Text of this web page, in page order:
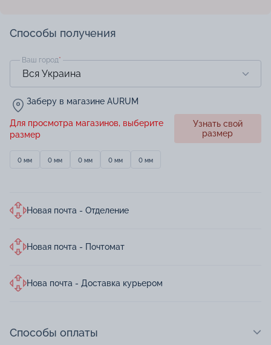
Способы получения
Ваш город*
Заберу в магазине AURUM
Для просмотра магазинов, выберите
размер
Узнать свой
размер
0 мм 0 мм 0 мм 0 мм 0 мм
Новая почта - Отделение
Новая почта - Почтомат
Нова почта - Доставка курьером
Способы оплаты